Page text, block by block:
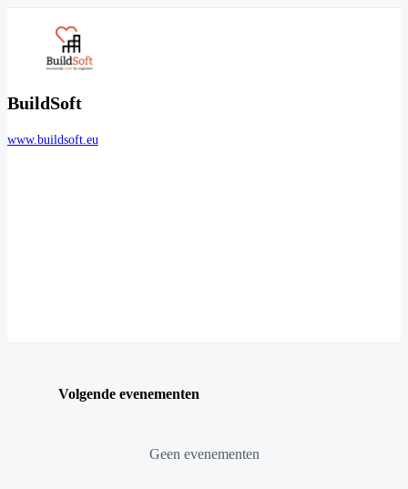
BuildSoft
www.buildsoft.eu
Volgende evenementen
Geen evenementen